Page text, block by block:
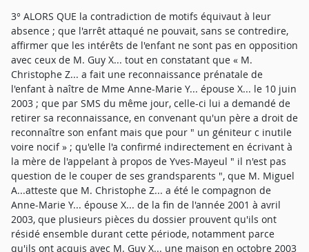
3° ALORS QUE la contradiction de motifs équivaut à leur
absence ; que l'arrêt attaqué ne pouvait, sans se contredire,
affirmer que les intérêts de l'enfant ne sont pas en opposition
avec ceux de M. Guy X... tout en constatant que « M.
Christophe Z... a fait une reconnaissance prénatale de
l'enfant à naître de Mme Anne-Marie Y... épouse X... le 10 juin
2003 ; que par SMS du même jour, celle-ci lui a demandé de
retirer sa reconnaissance, en convenant qu'un père a droit de
reconnaître son enfant mais que pour " un géniteur c inutile
voire nocif » ; qu'elle l'a confirmé indirectement en écrivant à
la mère de l'appelant à propos de Yves-Mayeul " il n'est pas
question de le couper de ses grandsparents ", que M. Miguel
A...atteste que M. Christophe Z... a été le compagnon de
Anne-Marie Y... épouse X... de la fin de l'année 2001 à avril
2003, que plusieurs pièces du dossier prouvent qu'ils ont
résidé ensemble durant cette période, notamment parce
qu'ils ont acquis avec M. Guy X... une maison en octobre 2003